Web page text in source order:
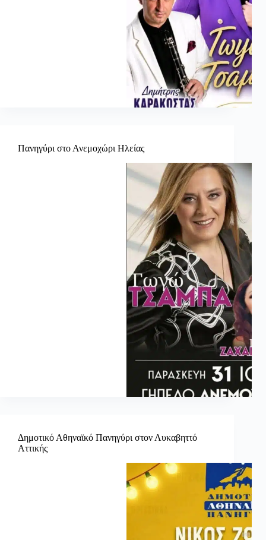
Πανηγύρι στο Ανεμοχώρι Ηλείας
Δημοτικό Αθηναϊκό Πανηγύρι στον Λυκαβηττό
Αττικής